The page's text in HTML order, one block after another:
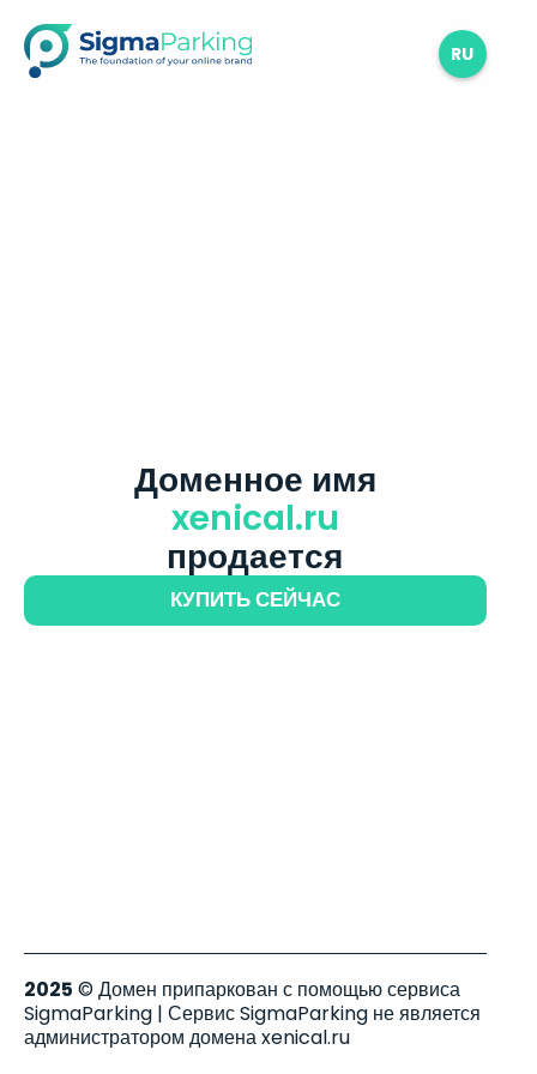
RU
Доменное имя
xenical.ru
продается
КУПИТЬ СЕЙЧАС
2025 © Домен припаркован с помощью сервиса
SigmaParking | Сервис SigmaParking не является
администратором домена xenical.ru